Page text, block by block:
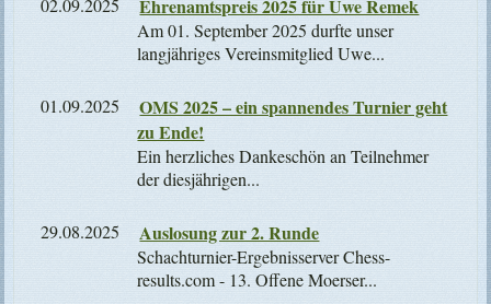
Ehrenamtspreis 2025 für Uwe Remek
Am 01. September 2025 durfte unser
langjähriges Vereinsmitglied Uwe...
01.09.2025
OMS 2025 – ein spannendes Turnier geht
zu Ende!
Ein herzliches Dankeschön an Teilnehmer
der diesjährigen...
29.08.2025 Auslosung zur 2. Runde
Schachturnier-Ergebnisserver Chess-
results.com - 13. Offene Moerser...